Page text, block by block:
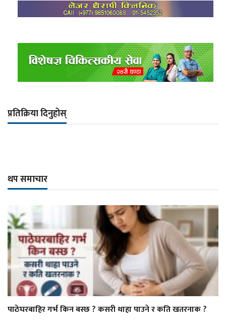
प्रतिक्रिया दिनुहोस्
थप समाचार
पाठेघरबाहिर गर्भ किन बस्छ ? कसरी थाहा पाउने र कति खतरनाक ?